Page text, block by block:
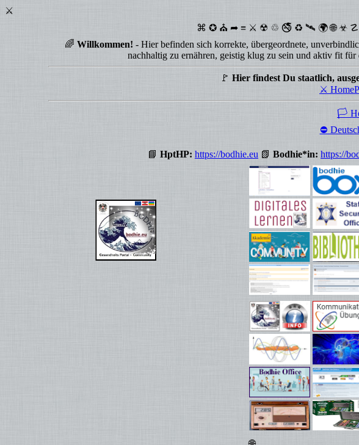
⚔
⌘ ✪ ⛪ ➦ ≡ ⚔ ☢ ♲ 🚭 ♻ 🛰 🌍 🌐 ☣ ☡
🌈 Willkommen! - Hier befinden sich korrekte, übergeordnete,
nachhaltig zu ernähren, geistig klug zu sein und aktiv fit
🚩 Hier findest Du staatlich,
⚔
🏳
⛔
📘 HptHP: https://bodhie.eu 📗 Bodhie*in: https://